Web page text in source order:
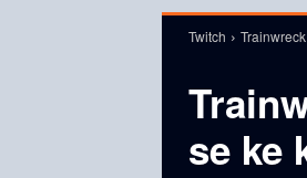
Twitch
se ke